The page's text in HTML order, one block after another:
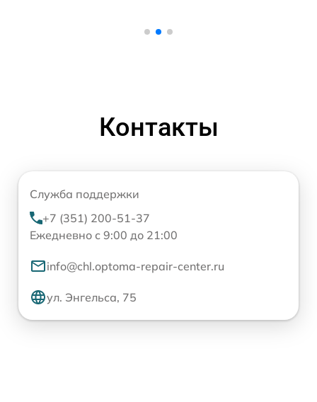
Контакты
Служба поддержки
+7 (351) 200-51-37
Ежедневно с 9:00 до 21:00
info@chl.optoma-repair-center.ru
ул. Энгельса, 75